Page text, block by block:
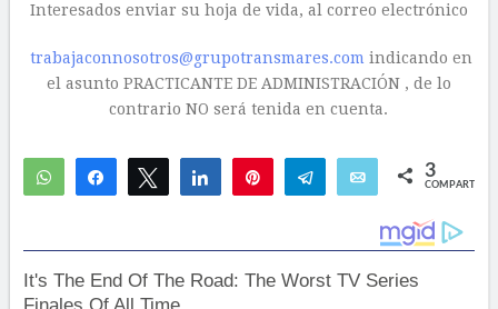
Interesados enviar su hoja de vida, al correo electrónico
trabajaconnosotros@grupotransmares.com indicando en
el asunto PRACTICANTE DE ADMINISTRACIÓN , de lo
contrario NO será tenida en cuenta.
WhatsAppCompartirTwittear Compartir Telegram Email 3
COMPARTIR